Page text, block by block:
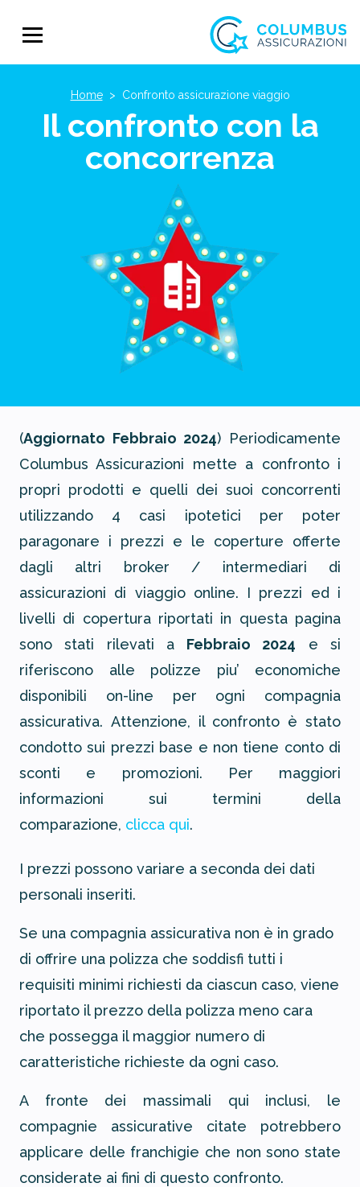
Home > Confronto assicurazione viaggio
Il confronto con la
concorrenza
(Aggiornato Febbraio 2024) Periodicamente
Columbus Assicurazioni mette a confronto i
propri prodotti e quelli dei suoi concorrenti
utilizzando 4 casi ipotetici per poter
paragonare i prezzi e le coperture offerte
dagli altri broker / intermediari di
assicurazioni di viaggio online. I prezzi ed i
livelli di copertura riportati in questa pagina
sono stati rilevati a
Febbraio 2024 e si
riferiscono alle polizze piu’ economiche
disponibili on-line per ogni compagnia
assicurativa. Attenzione, il confronto è stato
condotto sui prezzi base e non tiene conto di
sconti e promozioni. Per maggiori
informazioni sui termini della
comparazione, clicca qui.
I prezzi possono variare a seconda dei dati
personali inseriti.
Se una compagnia assicurativa non è in grado
di offrire una polizza che soddisfi tutti i
requisiti minimi richiesti da ciascun caso, viene
riportato il prezzo della polizza meno cara
che possegga il maggior numero di
caratteristiche richieste da ogni caso.
A fronte dei massimali qui inclusi, le
compagnie assicurative citate potrebbero
applicare delle franchigie che non sono state
considerate ai fini di questo confronto.